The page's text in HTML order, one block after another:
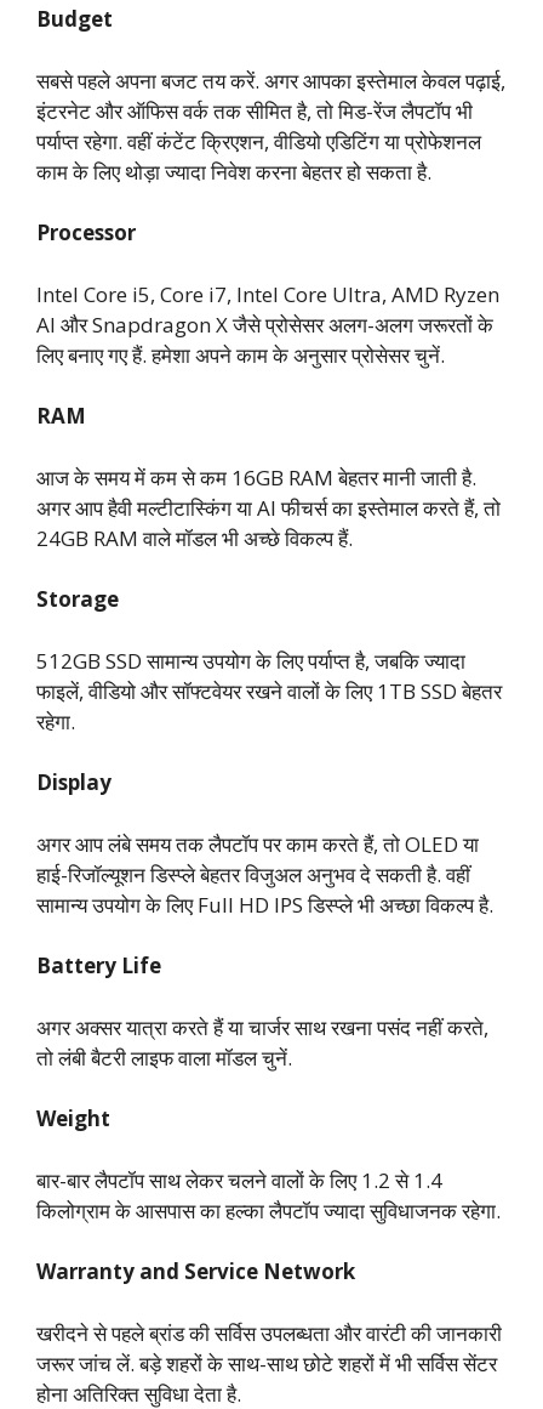
Budget
सबसे पहले अपना बजट तय करें. अगर आपका इस्तेमाल केवल पढ़ाई,
इंटरनेट और ऑफिस वर्क तक सीमित है, तो मिड-रेंज लैपटॉप भी
पर्याप्त रहेगा. वहीं कंटेंट क्रिएशन, वीडियो एडिटिंग या प्रोफेशनल
काम के लिए थोड़ा ज्यादा निवेश करना बेहतर हो सकता है.
Processor
Intel Core i5, Core i7, Intel Core Ultra, AMD Ryzen
AI और Snapdragon X जैसे प्रोसेसर अलग-अलग जरूरतों के
लिए बनाए गए हैं. हमेशा अपने काम के अनुसार प्रोसेसर चुनें.
RAM
आज के समय में कम से कम 16GB RAM बेहतर मानी जाती है.
अगर आप हैवी मल्टीटास्किंग या AI फीचर्स का इस्तेमाल करते हैं, तो
24GB RAM वाले मॉडल भी अच्छे विकल्प हैं.
Storage
512GB SSD सामान्य उपयोग के लिए पर्याप्त है, जबकि ज्यादा
फाइलें, वीडियो और सॉफ्टवेयर रखने वालों के लिए 1TB SSD बेहतर
रहेगा.
Display
अगर आप लंबे समय तक लैपटॉप पर काम करते हैं, तो OLED या
हाई-रिजॉल्यूशन डिस्प्ले बेहतर विजुअल अनुभव दे सकती है. वहीं
सामान्य उपयोग के लिए Full HD IPS डिस्प्ले भी अच्छा विकल्प है.
Battery Life
अगर अक्सर यात्रा करते हैं या चार्जर साथ रखना पसंद नहीं करते,
तो लंबी बैटरी लाइफ वाला मॉडल चुनें.
Weight
बार-बार लैपटॉप साथ लेकर चलने वालों के लिए 1.2 से 1.4
किलोग्राम के आसपास का हल्का लैपटॉप ज्यादा सुविधाजनक रहेगा.
Warranty and Service Network
खरीदने से पहले ब्रांड की सर्विस उपलब्धता और वारंटी की जानकारी
जरूर जांच लें. बड़े शहरों के साथ-साथ छोटे शहरों में भी सर्विस सेंटर
होना अतिरिक्त सुविधा देता है.